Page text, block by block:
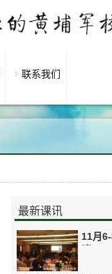
联系我们
最新课讯
11月